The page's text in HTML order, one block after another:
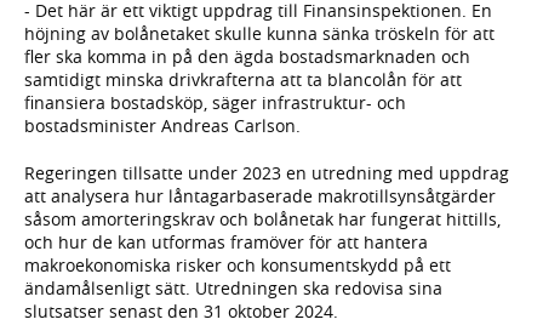
- Det här är ett viktigt uppdrag till Finansinspektionen. En
höjning av bolånetaket skulle kunna sänka tröskeln för att
fler ska komma in på den ägda bostadsmarknaden och
samtidigt minska drivkrafterna att ta blancolån för att
finansiera bostadsköp, säger infrastruktur- och
bostadsminister Andreas Carlson.
Regeringen tillsatte under 2023 en utredning med uppdrag
att analysera hur låntagarbaserade makrotillsynsåtgärder
såsom amorteringskrav och bolånetak har fungerat hittills,
och hur de kan utformas framöver för att hantera
makroekonomiska risker och konsumentskydd på ett
ändamålsenligt sätt. Utredningen ska redovisa sina
slutsatser senast den 31 oktober 2024.